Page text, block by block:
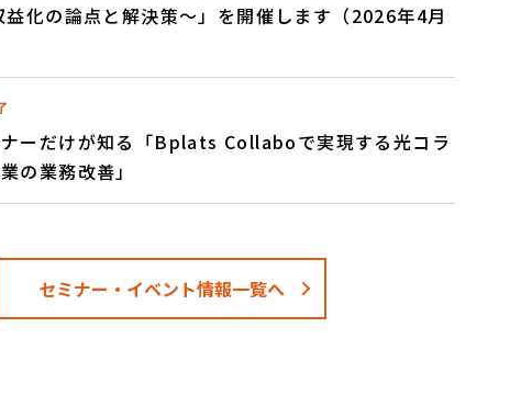
化の論点と解決策〜」を開催します（2026年4月
ーだけが知る「Bplats Collaboで実現する光コラ
の業務改善」
セミナー・イベント情報一覧へ